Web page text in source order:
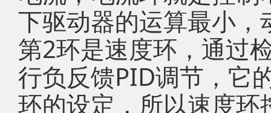
下驱动器的运算最小，
第2环是速度环，通过
行负反馈PID调节，它
环的设定，所以速度